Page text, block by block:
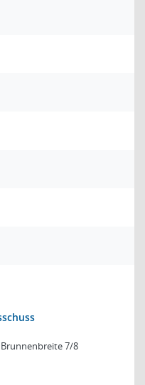
7/8